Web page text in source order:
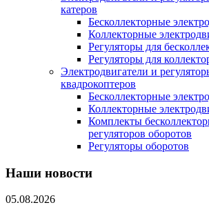
катеров
Бесколлекторные
Коллекторные
Регуляторы для
Регуляторы для
Электродвигатели и
квадрокоптеров
Бесколлекторные
Коллекторные
Комплекты
регуляторов оборотов
Регуляторы оборотов
Наши новости
05.08.2026